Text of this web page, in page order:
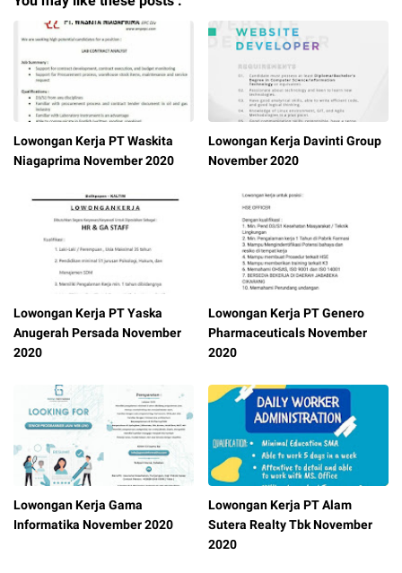
Lowongan Kerja PT Waskita
Niagaprima November 2020
Lowongan Kerja Davinti Group
November 2020
Lowongan Kerja PT Yaska
Anugerah Persada November
2020
Lowongan Kerja PT Genero
Pharmaceuticals November
2020
Lowongan Kerja Gama
Informatika November 2020
Lowongan Kerja PT Alam
Sutera Realty Tbk November
2020